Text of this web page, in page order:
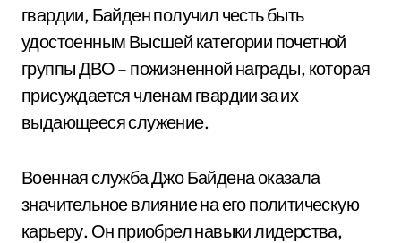
гвардии, Байден получил честь быть
удостоенным Высшей категории почетной
группы ДВО – пожизненной награды, которая
присуждается членам гвардии за их
выдающееся служение.
Военная служба Джо Байдена оказала
значительное влияние на его политическую
карьеру. Он приобрел навыки лидерства,